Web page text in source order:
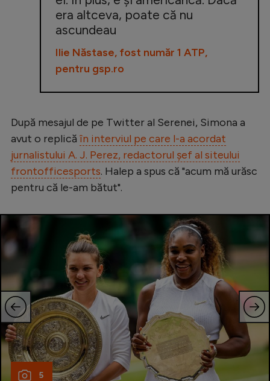
era altceva, poate că nu
ascundeau
Ilie Năstase, fost număr 1 ATP,
pentru gsp.ro
După mesajul de pe Twitter al Serenei, Simona a
avut o replicăîn interviul pe care l-a acordat
jurnalistului A. J. Perez, redactorul șef al siteului
frontofficesports. Halep a spus că "acum mă urăsc
pentru că le-am bătut".
5